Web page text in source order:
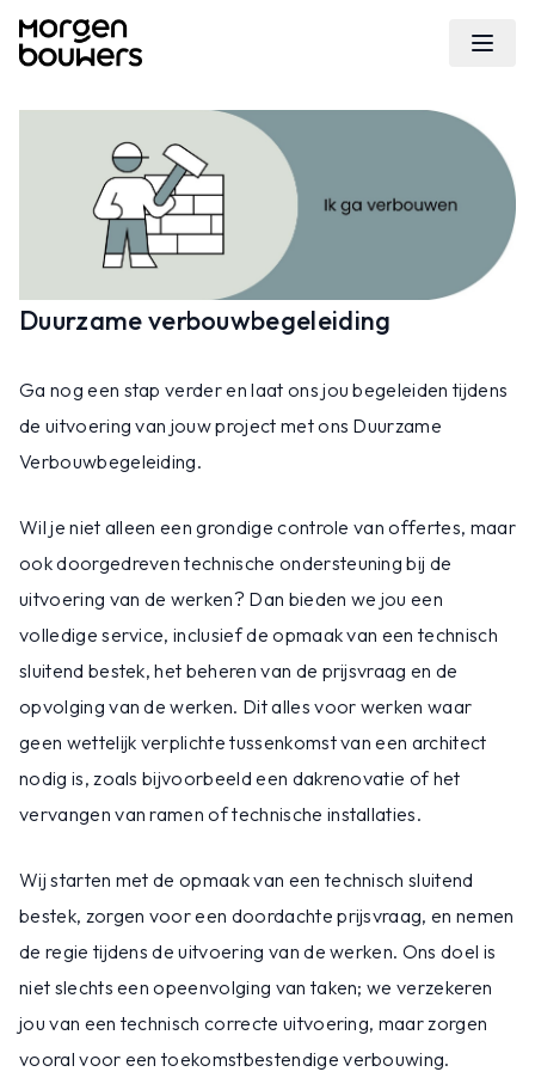
Duurzame verbouwbegeleiding
Ga nog een stap verder en laat ons jou begeleiden tijdens
de uitvoering van jouw project met ons Duurzame
Verbouwbegeleiding.
Wil je niet alleen een grondige controle van offertes, maar
ook doorgedreven technische ondersteuning bij de
uitvoering van de werken? Dan bieden we jou een
volledige service, inclusief de opmaak van een technisch
sluitend bestek, het beheren van de prijsvraag en de
opvolging van de werken. Dit alles voor werken waar
geen wettelijk verplichte tussenkomst van een architect
nodig is, zoals bijvoorbeeld een dakrenovatie of het
vervangen van ramen of technische installaties.
Wij starten met de opmaak van een technisch sluitend
bestek, zorgen voor een doordachte prijsvraag, en nemen
de regie tijdens de uitvoering van de werken. Ons doel is
niet slechts een opeenvolging van taken; we verzekeren
jou van een technisch correcte uitvoering, maar zorgen
vooral voor een toekomstbestendige verbouwing.